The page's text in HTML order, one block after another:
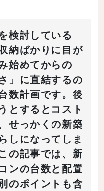
ク
検討している
納ばかりに目が
始めてからの
」に直結するの
数計画です。後
とするとコスト
せっかくの新築
しになってしま
の記事では、新
ンの台数と配置
のポイントも含